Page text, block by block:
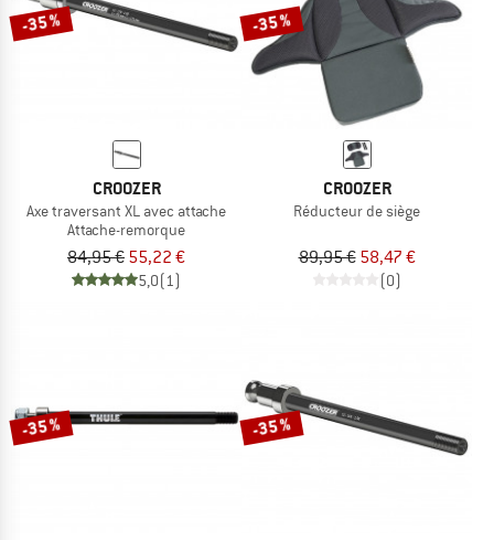
-35 %
CROOZER
Axe traversant XL avec attache
Attache-remorque
84,95 € 55,22 €
5,0(1)
-35 %
CROOZER
Réducteur de siège
89,95 € 58,47 €
(0)
-35 % -35 %